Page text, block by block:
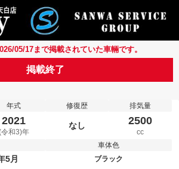
05/17まで掲載されていた車輛です。
掲載終了
年式
2021
令和3)年
修復歴
なし
排気量
2500
cc
5月
車体色
ブラック